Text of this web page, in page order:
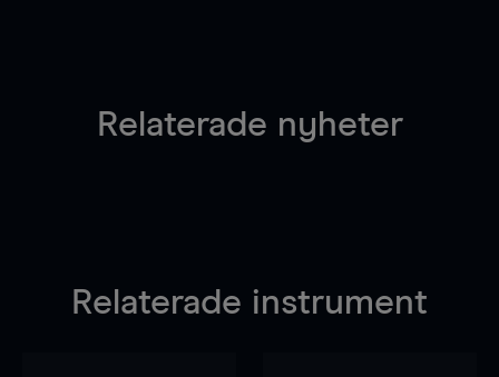
Relaterade nyheter
Relaterade instrument